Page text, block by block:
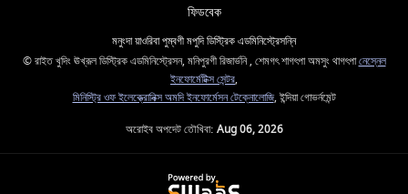
ফিডবেক
মনুংদা য়াওরিবা পুম্বগী মপুদি ডিস্ট্রিক এডমিনিস্ট্রেসন্নি
© রাইত খুদিং ঊখ্রূল ডিস্ট্রিক এডমিনিস্ট্রেসন, মনিপুরগী রিজার্ভনি , শেমগৎ শাগৎপা অমসুং থাগৎপানেস্নেল
ইনফোর্মেটিক্স সেন্টর,
মিনিস্ট্রি ওফ ইলেক্ত্রোনিক্স অমদি ইনফোর্মেসন টেক্নোলোজি, ইন্দিয়া গোভর্নমেন্ট
অরোইব অপদেট তৌখিবা: Aug 06, 2026